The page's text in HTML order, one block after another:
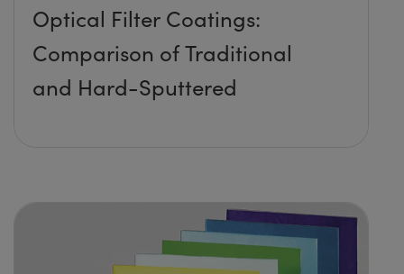
Optical Filter Coatings:
Comparison of Traditional
and Hard-Sputtered